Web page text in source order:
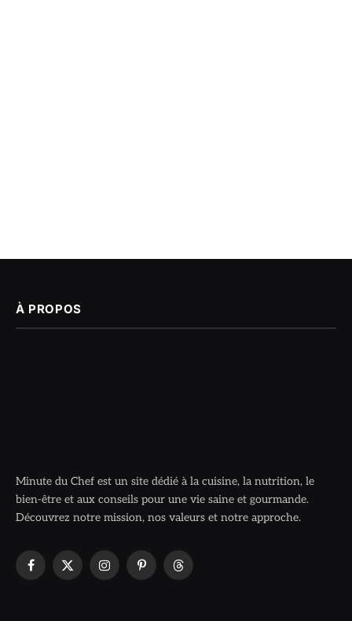
À PROPOS
Minute du Chef est un site dédié à la cuisine, la nutrition, le
bien-être et aux conseils pour une vie saine et gourmande.
Découvrez notre mission, nos valeurs et notre approche.
Facebook
X
InstagramPinterestThreads